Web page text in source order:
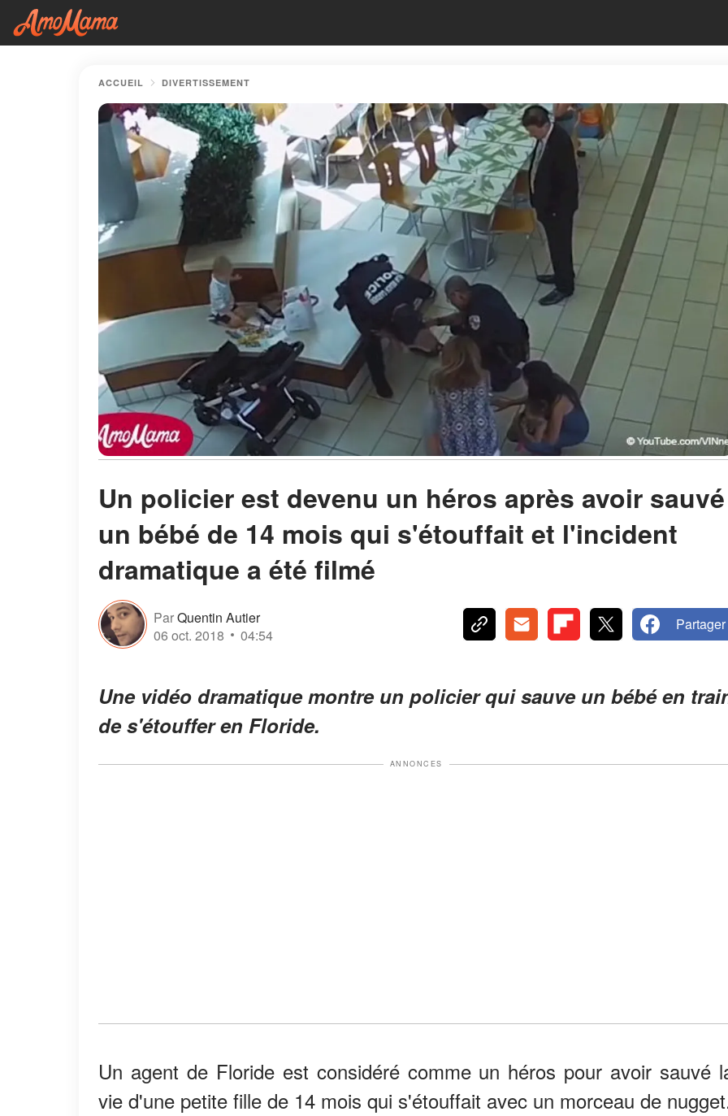
ACCUEIL DIVERTISSEMENT
Un policier est devenu un héros après avoir sauvé
un bébé de 14 mois qui s'étouffait et l'incident
dramatique a été filmé
ParQuentin Autier
06 oct. 2018
04:54
Partager
Une vidéo dramatique montre un policier qui sauve un bébé en
de s'étouffer en Floride.
ANNONCES
Un agent de Floride est considéré comme un héros pour avoir sauvé
vie d'une petite fille de 14 mois qui s'étouffait avec un morceau de